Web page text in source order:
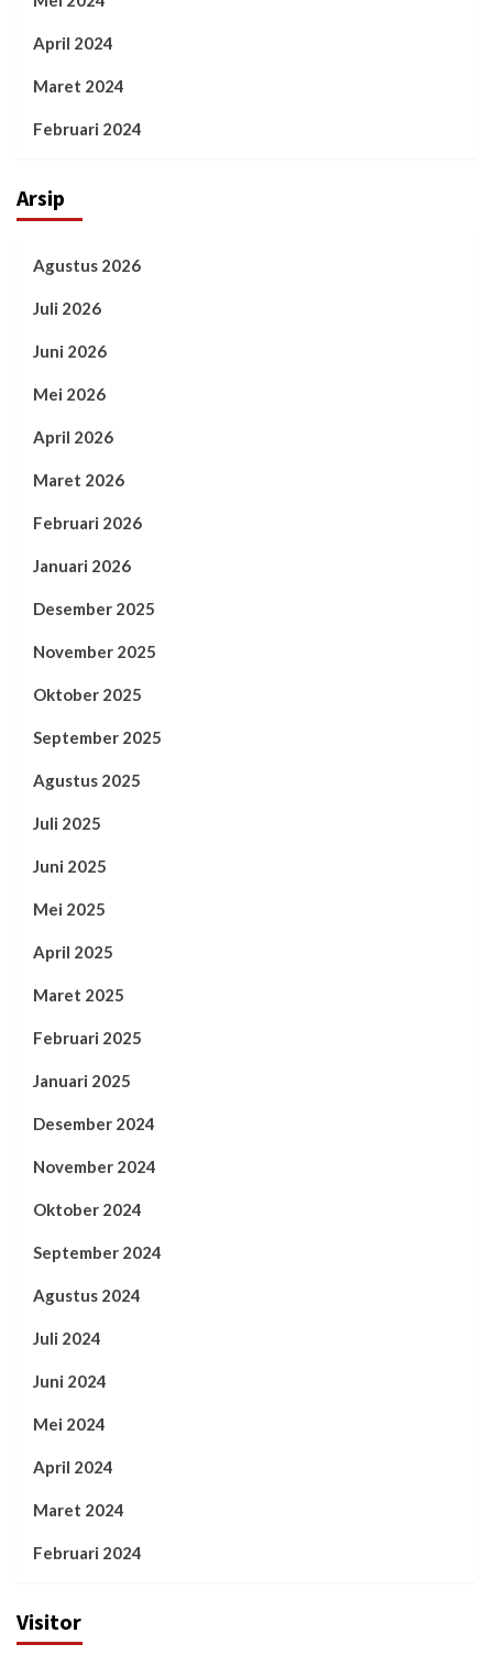
April 2024
Maret 2024
Februari 2024
Arsip
Agustus 2026
Juli 2026
Juni 2026
Mei 2026
April 2026
Maret 2026
Februari 2026
Januari 2026
Desember 2025
November 2025
Oktober 2025
September 2025
Agustus 2025
Juli 2025
Juni 2025
Mei 2025
April 2025
Maret 2025
Februari 2025
Januari 2025
Desember 2024
November 2024
Oktober 2024
September 2024
Agustus 2024
Juli 2024
Juni 2024
Mei 2024
April 2024
Maret 2024
Februari 2024
Visitor